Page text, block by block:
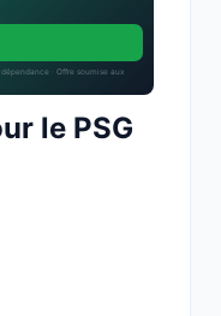
· Offre soumise aux
le PSG